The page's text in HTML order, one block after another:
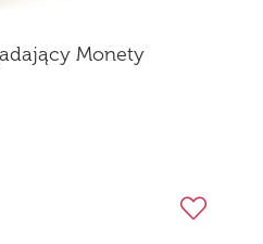
Monety